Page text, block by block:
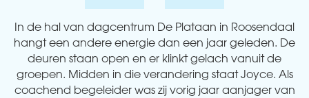
In de hal van dagcentrum De Plataan in Roosendaal
hangt een andere energie dan een jaar geleden. De
deuren staan open en er klinkt gelach vanuit de
groepen. Midden in die verandering staat Joyce. Als
coachend begeleider was zij vorig jaar aanjager van